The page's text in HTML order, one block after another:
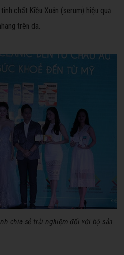
chất Kiều Xuân (serum) hiệu quả
trên da.
chia sẻ trải nghiệm đối với bộ sản